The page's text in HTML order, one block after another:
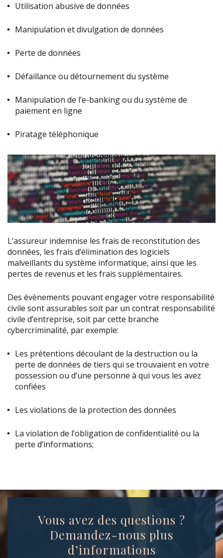
Utilisation abusive de données
Manipulation et divulgation de données
Perte de données
Défaillance ou détournement du système
Manipulation de l’e-banking ou du système de
paiement en ligne
Piratage téléphonique
L’assureur indemnise les frais de reconstitution des
données, les frais d’élimination des logiciels
malveillants du système informatique, ainsi que les
pertes de revenus et les frais supplémentaires.
Des évènements pouvant engager votre responsabilité
civile sont assurables soit par un contrat responsabilité
civile d’entreprise, soit par cette branche
cybercriminalité, par exemple:
Les prétentions découlant de la destruction ou la
perte de données de tiers qui se trouvaient en votre
possession ou d’une personne à qui vous les avez
confiées
Les violations de la protection des données
La violation de l’obligation de confidentialité ou la
perte d’informations;
Vous avez des questions ?
Demandez-nous plus
d’informations